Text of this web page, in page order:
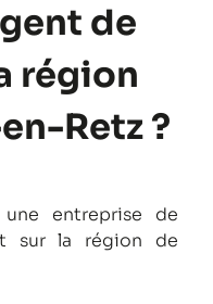
de
région
Retz ?
entreprise de
sur la région de